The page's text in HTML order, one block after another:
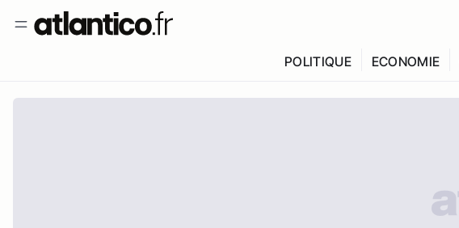
POLITIQUE ECONOMIE